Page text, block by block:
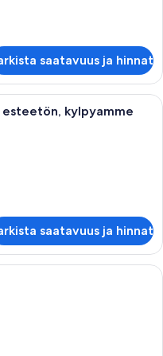
saatavuus ja hinnat
jossa on kaksi sänkyä,
esteetön, kylpyamme
saatavuus ja hinnat
jossa on kaksi